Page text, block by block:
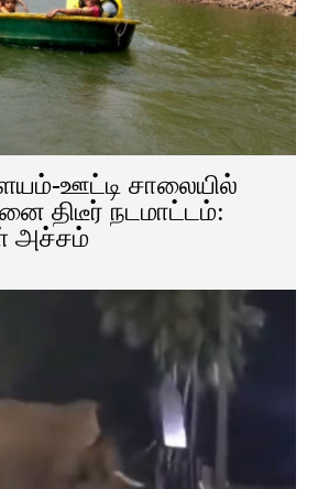
ஊட்டி சாலையில்
திடீர் நடமாட்டம்:
அச்சம்